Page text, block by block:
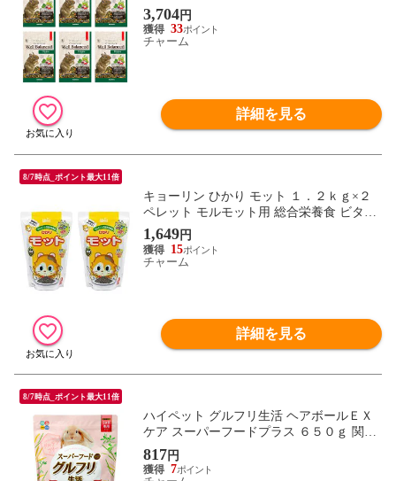
3,704円
33
チャーム
詳細を見る
8/7時点_ポイント最大11倍
キョーリン ひかり モット １．２ｋｇ×２
ペレット モルモット用 総合栄養食 ビタミ
ンＣ配合 尿臭配慮 関東当日便
1,649円
15
チャーム
詳細を見る
8/7時点_ポイント最大11倍
ハイペット グルフリ生活 ヘアボールＥＸ
ケア スーパーフードプラス ６５０ｇ 関東
当日便
817 円
7